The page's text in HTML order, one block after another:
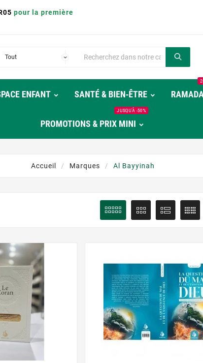
pour la première
ENFANT SANTÉ & BIEN‑ÊTRE
PROMOTIONS & PRIX MINI
JUSQU'À -50%
Accueil Marques Al Bayyinah